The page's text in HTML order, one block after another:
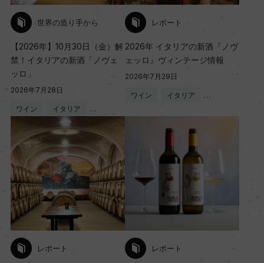
世界の造り手から
【2026年】10月30日（金）解
禁！イタリアの新酒「ノヴェ
ッロ」
2026年7月28日
ワイン イタリア …
レポート
2026年 イタリアの新酒『ノヴ
ェッロ』ヴィンテージ情報
2026年7月29日
ワイン イタリア …
レポート レポート